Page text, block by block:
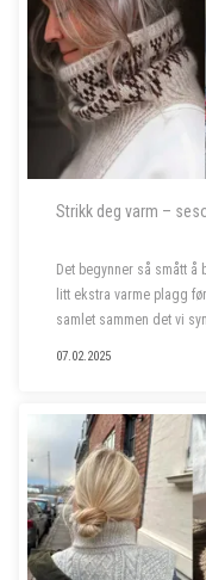
Strikk deg varm –
Det begynner så smått å
litt ekstra varme plagg
samlet sammen det vi
07.02.2025